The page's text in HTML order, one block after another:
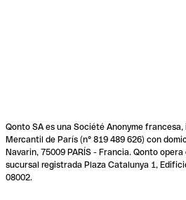
Qonto SA es una Société Anonyme
Mercantil de París (n° 819 489 626) con
Navarin, 75009 PARÍS - Francia. Qonto
sucursal registrada Plaza Catalunya 1,
08002.